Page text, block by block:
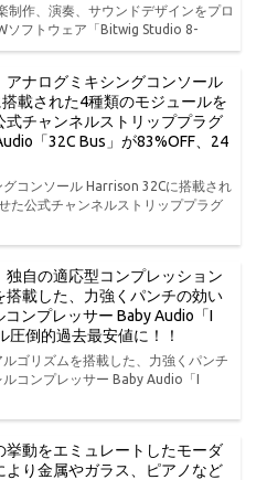
作、演奏、サウンドデザインをプロ
ソフトウェア「Bitwig Studio 8-
アナログミキシングコンソール
載された4種類のモジュールを
式チャンネルストリッププラグ
「32C Bus」が83%OFF、24
グコンソール Harrison 32Cに搭載され
た公式チャンネルストリッププラグ
独自の適応型コンプレッション
搭載した、力強くパンチの効い
ンプレッサー Baby Audio「I
圧倒的過去最安値に！！
ゴリズムを搭載した、力強くパンチ
コンプレッサー Baby Audio「I
挙動をエミュレートしたモーダ
より金属やガラス、ピアノなど